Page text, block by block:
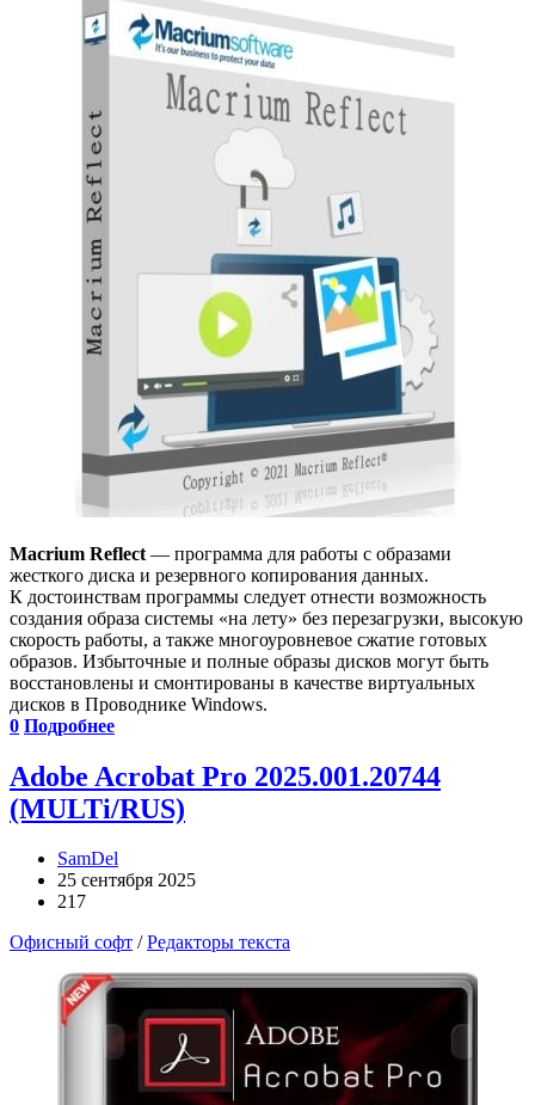
Macrium Reflect — программа для работы с образами
жесткого диска и резервного копирования данных.
К достоинствам программы следует отнести возможность
создания образа системы «на лету» без перезагрузки, высокую
скорость работы, а также многоуровневое сжатие готовых
образов. Избыточные и полные образы дисков могут быть
восстановлены и смонтированы в качестве виртуальных
дисков в Проводнике Windows.
0 Подробнее
Adobe Acrobat Pro 2025.001.20744
(MULTi/RUS)
SamDel
25 сентября 2025
217
Офисный софт /Редакторы текста